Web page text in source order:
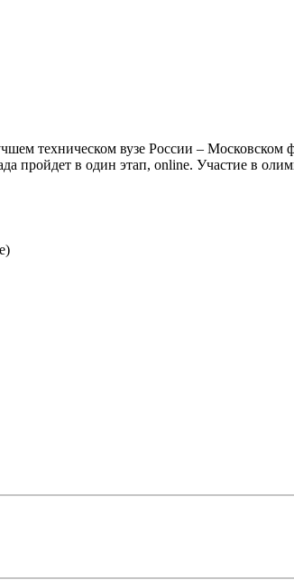
техническом вузе России –
пройдет в один этап, online. Участие в